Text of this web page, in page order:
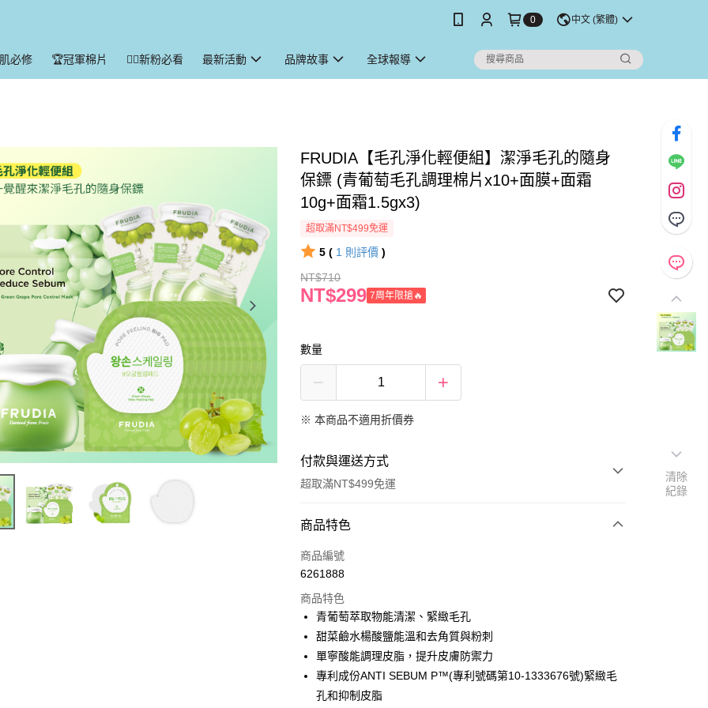
0 中文 (繁體)
必修 🏆冠軍棉片 🙋‍♀️新粉必看 最新活動 品牌故事 全球報導
‍‍FRUDIA【毛孔淨化輕便組】潔淨毛孔的隨身
保鏢 (青葡萄毛孔調理棉片x10+面膜+面霜
10g+面霜1.5gx3)
超取滿NT$499免運
5 ( 1 則評價 )
NT$710
NT$299 7周年限搶🔥
數量
※ 本商品不適用折價券
付款與運送方式
超取滿NT$499免運
付款方式
信用卡一次付款
3 期 0 利率 每期NT$236
合作金庫商業銀行
第一商業銀行
華南商業銀行
彰化商業銀行
國泰世華商業銀行
兆豐國際商業銀行
臺灣中小企業銀行
6 期 0 利率 每期NT$118
合作金庫商業銀行
第一商業銀行
華南商業銀行
彰化商業銀行
上海商業儲蓄銀行
超商取貨付款
LINE Pay
商品特色
商品編號
6261888
商品特色
青葡萄萃取物能清潔、緊緻毛孔
甜菜鹼水楊酸鹽能溫和去角質與粉刺
單寧酸能調理皮脂，提升皮膚防禦力
專利成份ANTI SEBUM P™(專利號碼第10-1333676號)緊緻毛
孔和抑制皮脂
清除
紀錄